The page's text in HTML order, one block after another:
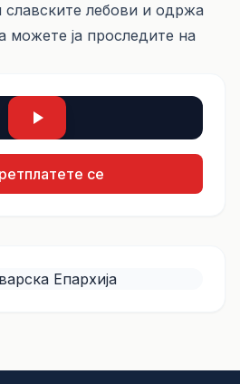
славските лебови и одржа
можете ја проследите на
се
Епархија